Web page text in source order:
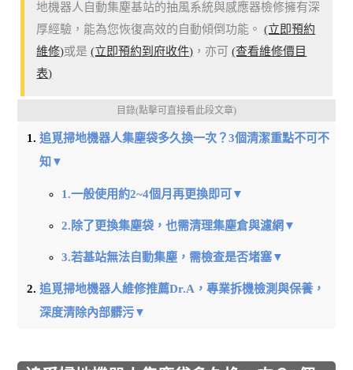
地機器人自動集塵基站的抽風系統與感應器檢修擁有深
厚經驗，能為您恢復高效的自動傾倒功能。(立即預約
維修)或是(立即預約到府收件) ，亦可(查看維修價目
表)
目錄(點擊可直接看此段文章)
追覓掃地機器人集塵袋多久換一次？3個清潔重點不可不
知▼
1.一般使用約2~4個月再更換即可▼
2.除了更換集塵袋，也需清理集塵倉與濾網▼
3.若基站無法自動集塵，需檢查是否堵塞▼
追覓掃地機器人維修推薦Dr.A，專業拆機檢測與保養，
深度清除內部髒污▼